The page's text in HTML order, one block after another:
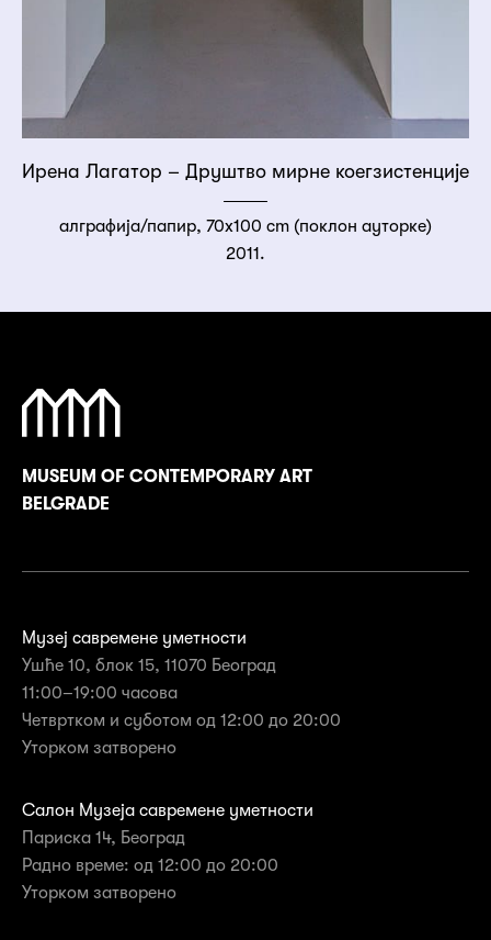
Ирена Лагатор – Друштво мирне коегзистенције
алграфија/папир, 70x100 cm (поклон ауторке)
2011.
MUSEUM OF CONTEMPORARY ART
BELGRADE
Музеј савремене уметности
Ушће 10, блок 15, 11070 Београд
11:00–19:00 часова
Четвртком и суботом од 12:00 до 20:00
Уторком затворенo
Салон Музеја савремене уметности
Париска 14, Београд
Радно време: од 12:00 до 20:00
Уторком затворено